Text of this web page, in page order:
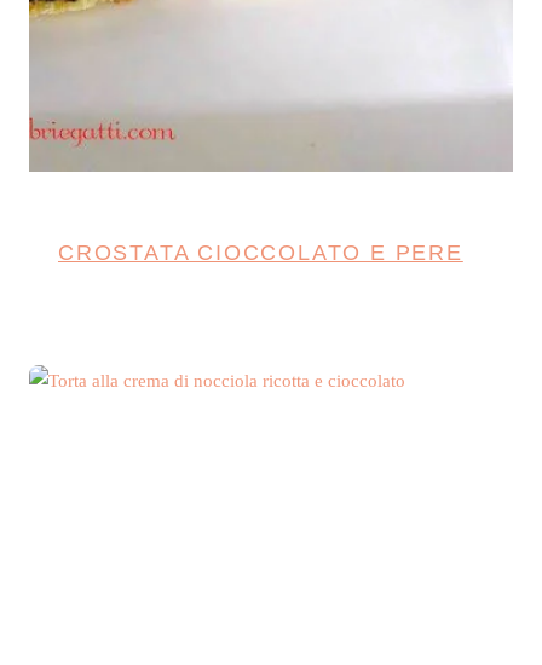
CROSTATA CIOCCOLATO E PERE